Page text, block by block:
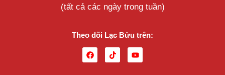
(tất cả các ngày trong tuần)
Theo dõi Lạc Bửu trên: